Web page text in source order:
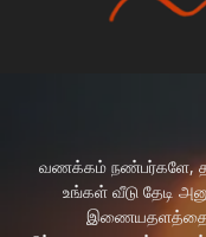
வணக்கம் நண்பர்களே,
உங்கள் வீடு தேடி
இணையதளத்தை